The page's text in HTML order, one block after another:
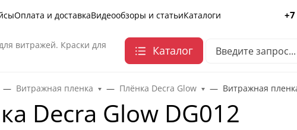
Оплата и доставкаВидеообзоры и статьиКаталоги
витражей. Краски для
Каталог
Витражная пленка Плёнка Decra Glow Витражная
Decra Glow DG012